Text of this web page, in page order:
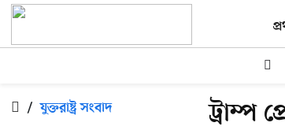
/ যুক্তরাষ্ট্র সংবাদ
ট্রাম্প